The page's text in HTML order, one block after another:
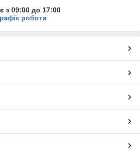
з 09:00 до 17:00
роботи